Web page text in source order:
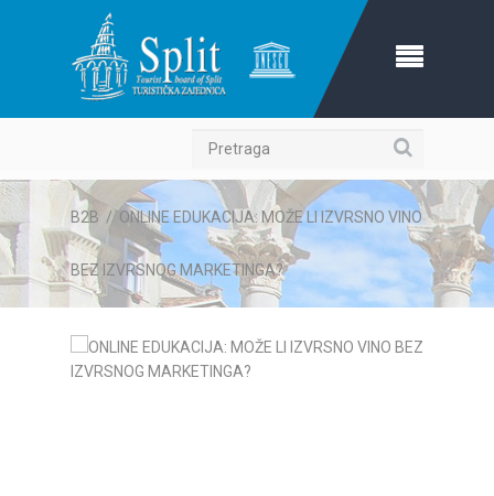
Pretraga
B2B / ONLINE EDUKACIJA: MOŽE LI IZVRSNO VINO
BEZ IZVRSNOG MARKETINGA?